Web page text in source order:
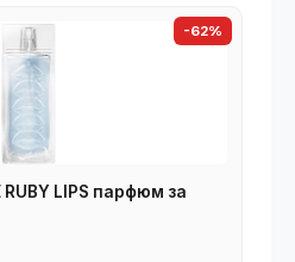
-62%
RUBY LIPS парфюм за